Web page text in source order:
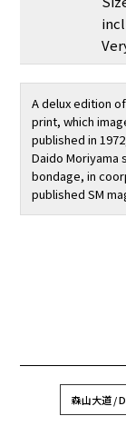
A delux edition
print, which
published in
Daido Moriyama
bondage, in
published SM
森山大道 /